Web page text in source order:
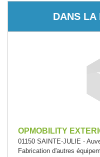
DANS LA
OPMOBILITY
01150 SAINTE-JULIE -
Fabrication d'autres